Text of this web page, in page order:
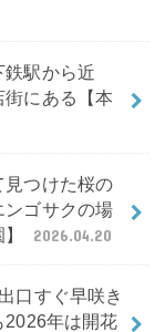
鉄駅から近
街にある【本
見つけた桜の
ンゴサクの場
2026.04.20
口すぐ早咲き
2026年は開花